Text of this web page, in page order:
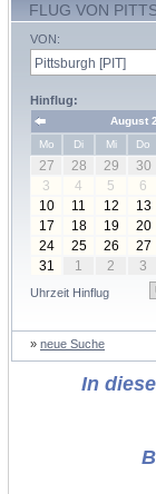
FLUG VON
VON:
Hinflug:
August
Mo
Di Mi Do
27 28 29 30
3
4 5 6
10
11 12 13
17
18 19 20
24
25 26 27
31
1 2 3
Uhrzeit Hinflug
» neue Suche
In